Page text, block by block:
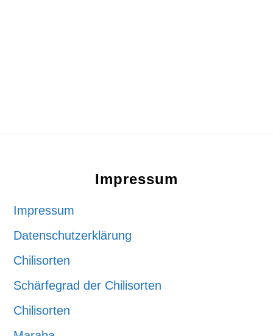
Impressum
Impressum
Datenschutzerklärung
Chilisorten
Schärfegrad der Chilisorten
Chilisorten